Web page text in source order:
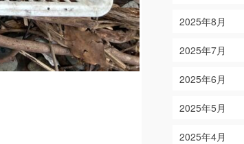
2025年8月
2025年7月
2025年6月
2025年5月
2025年4月